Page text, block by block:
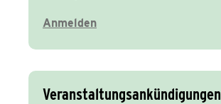
Veranstaltungsankündigungen